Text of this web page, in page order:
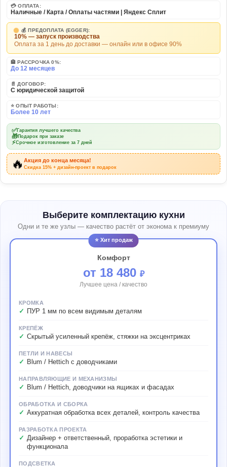
💳 ОПЛАТА:
Наличные / Карта / Оплаты частями | Яндекс Сплит
💰 ПРЕДОПЛАТА (EGGER):
10% — запуск производства
Оплата за 1 день до доставки — онлайн или в офисе 90%
🏦 РАССРОЧКА 0%:
До 12 месяцев
📄 ДОГОВОР:
С юридической защитой
⭐ ОПЫТ РАБОТЫ:
Более 10 лет
✅Гарантия лучшего качества
🎁 Подарок при заказе
⚡Срочное изготовление за 7 дней
🔥Акция до конца месяца!
Скидка 15% + дизайн-проект в подарок
Выберите комплектацию кухни
Одни и те же узлы — качество растёт от эконома к премиуму
⭐ Хит продаж
Комфорт
от 18 480 ₽
Лучшее цена / качество
КРОМКА
ПУР 1 мм по всем видимым деталям
КРЕПЁЖ
Скрытый усиленный крепёж, стяжки на эксцентриках
ПЕТЛИ И НАВЕСЫ
Blum / Hettich с доводчиками
НАПРАВЛЯЮЩИЕ И МЕХАНИЗМЫ
Blum / Hettich, доводчики на ящиках и фасадах
ОБРАБОТКА И СБОРКА
Аккуратная обработка всех деталей, контроль качества
РАЗРАБОТКА ПРОЕКТА
Дизайнер + ответственный, проработка эстетики и
функционала
ПОДСВЕТКА